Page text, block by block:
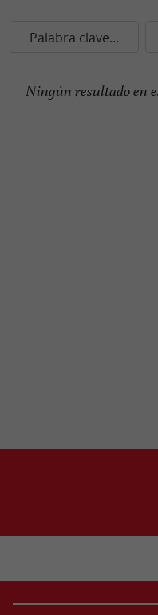
Palabra clave...
Ningún resultado en